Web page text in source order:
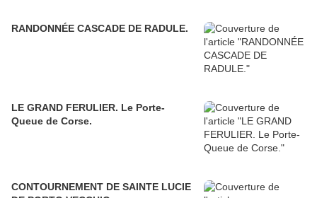
RANDONNÉE CASCADE DE RADULE.
LE GRAND FERULIER. Le Porte-
Queue de Corse.
CONTOURNEMENT DE SAINTE LUCIE